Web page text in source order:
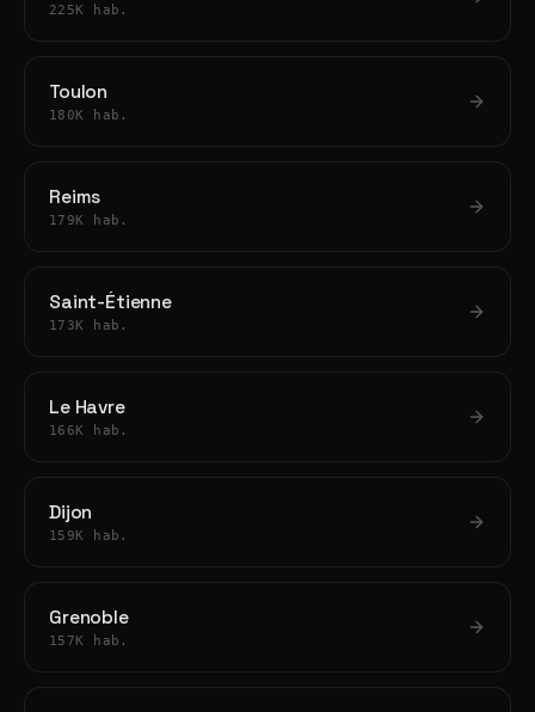
225K hab.
Toulon
180K hab.
Reims
179K hab.
Saint-Étienne
173K hab.
Le Havre
166K hab.
Dijon
159K hab.
Grenoble
157K hab.